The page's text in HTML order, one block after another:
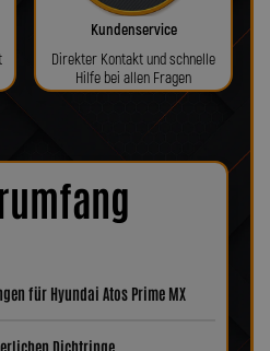
Kundenservice
Direkter Kontakt und schnelle
Hilfe bei allen Fragen
für Hyundai Atos Prime MX
Dichtringe